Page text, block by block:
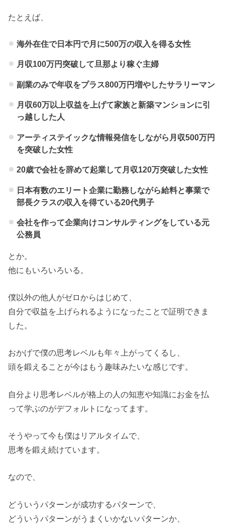
たとえば、
海外在住で日本円で月に500万の収入を得る女性
月収100万円突破して旦那より稼ぐ主婦
副業のみで年収をプラス800万円増やしたサラリーマン
月収60万以上収益を上げて家族と新築マンションに引
っ越しした人
アーティステイックな情報発信をしながら月収500万円
を突破した女性
20歳で会社を辞めて起業して月収120万突破した女性
日本有数のエリート企業に勤務しながら給料と事業で
部長クラスの収入を得ている20代男子
会社を作って企業向けコンサルティングをしている元
公務員
とか。
他にもいろいろいる。
僕以外の他人がゼロからはじめて、
自分で収益を上げられるようになったことで証明できま
した。
おかげで僕の思考レベルも年々上がってくるし、
頭を鍛えることが今はもう趣味みたいな感じです。
自分より思考レベルが格上の人の知恵や知識にお金を払
って学ぶのがデフォルトになってます。
そうやって今も僕はリアルタイムで、
思考を鍛え続けています。
なので、
どういうパターンが成功するパターンで、
どういうパターンがうまくいかないパターンか、